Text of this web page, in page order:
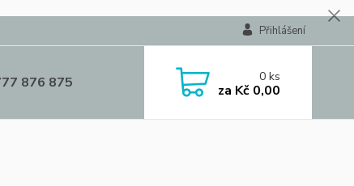
Přihlášení
876 875 0ks
za Kč 0,00